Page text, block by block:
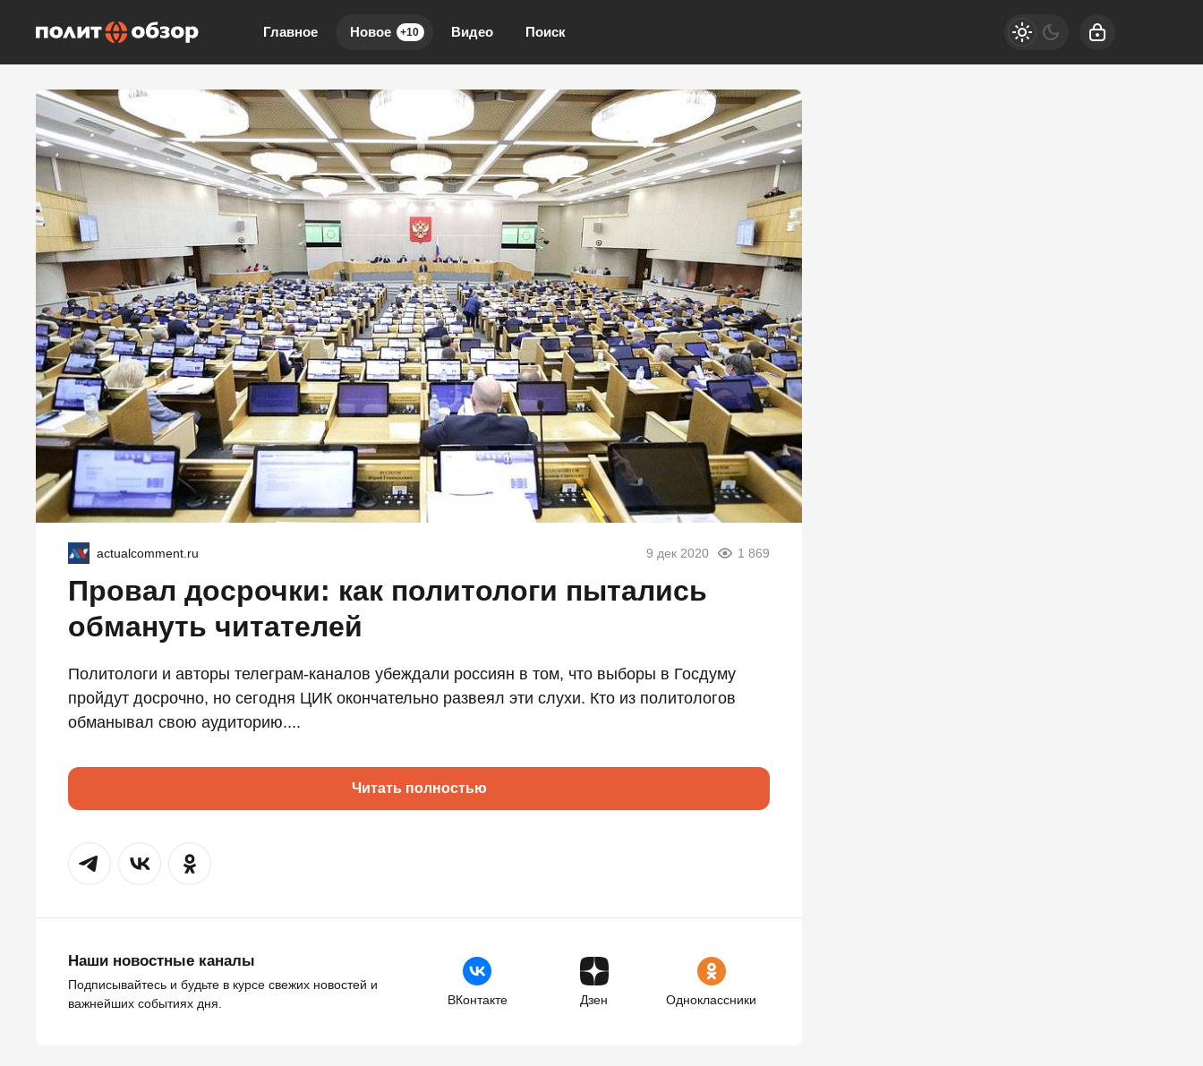
Главное Новое +10 Видео Поиск
actualcomment.ru 9 дек 2020 1 869
Провал досрочки: как политологи пытались
обмануть читателей
Политологи и авторы телеграм-каналов убеждали россиян в том, что выборы в Госдуму
пройдут досрочно, но сегодня ЦИК окончательно развеял эти слухи. Кто из политологов
обманывал свою аудиторию....
Читать полностью
Наши новостные каналы
Подписывайтесь и будьте в курсе свежих новостей и
важнейших событиях дня.
ВКонтакте Дзен Одноклассники